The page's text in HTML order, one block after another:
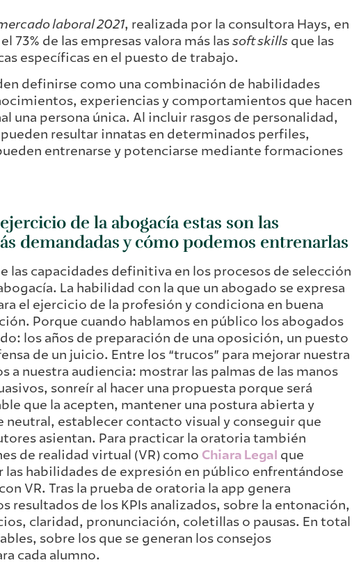
laboral 2021, realizada por la consultora Hays, en
73% de las empresas valora más lassoft skillsque las
específicas en el puesto de trabajo.
definirse como una combinación de habilidades
experiencias y comportamientos que hacen
una persona única. Al incluir rasgos de personalidad,
resultar innatas en determinados perfiles,
entrenarse y potenciarse mediante formaciones
de la abogacía estas son las
demandadas y cómo podemos entrenarlas
las capacidades definitiva en los procesos de selección
La habilidad con la que un abogado se expresa
el ejercicio de la profesión y condiciona en buena
Porque cuando hablamos en público los abogados
los años de preparación de una oposición, un puesto
de un juicio. Entre los “trucos” para mejorar nuestra
a nuestra audiencia: mostrar las palmas de las manos
sonreír al hacer una propuesta porque será
que la acepten, mantener una postura abierta y
neutral, establecer contacto visual y conseguir que
asientan. Para practicar la oratoria también
de realidad virtual (VR) como Chiara Legal que
habilidades de expresión en público enfrentándose
VR. Tras la prueba de oratoria la app genera
resultados de los KPIs analizados, sobre la entonación,
claridad, pronunciación, coletillas o pausas. En total
sobre los que se generan los consejos
cada alumno.